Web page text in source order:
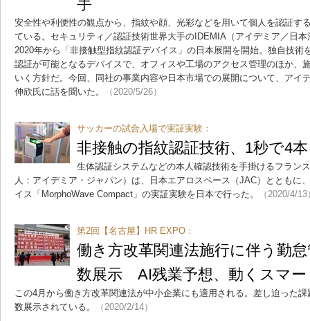
手
安全性や利便性の観点から、指紋や顔、光彩などを用いて個人を認証す
ている。セキュリティ／認証技術世界大手のIDEMIA（アイデミア／日
2020年から「非接触型指紋認証デバイス」の日本展開を開始。独自技術
認証が可能となるデバイスで、オフィスや工場のアクセス管理のほか、
いく方針だ。今回、同社の事業内容や日本市場での展開について、アイ
伸欣氏に話を聞いた。
（2020/5/26）
サッカーの試合入場で実証実験：
非接触の指紋認証技術、1秒で4
生体認証システムなどの本人確認技術を手掛けるフラン
人：アイデミア・ジャパン）は、日本エアロスペース（JAC）とともに
イス「MorphoWave Compact」の実証実験を日本で行った。
（2020/4/13
第2回【名古屋】HR EXPO：
働き方改革関連法施行に伴う勤
数展示 AI残業予想、動くスマー
この4月から働き方改革関連法が中小企業にも適用される。差し迫った
数展示されている。
（2020/2/14）